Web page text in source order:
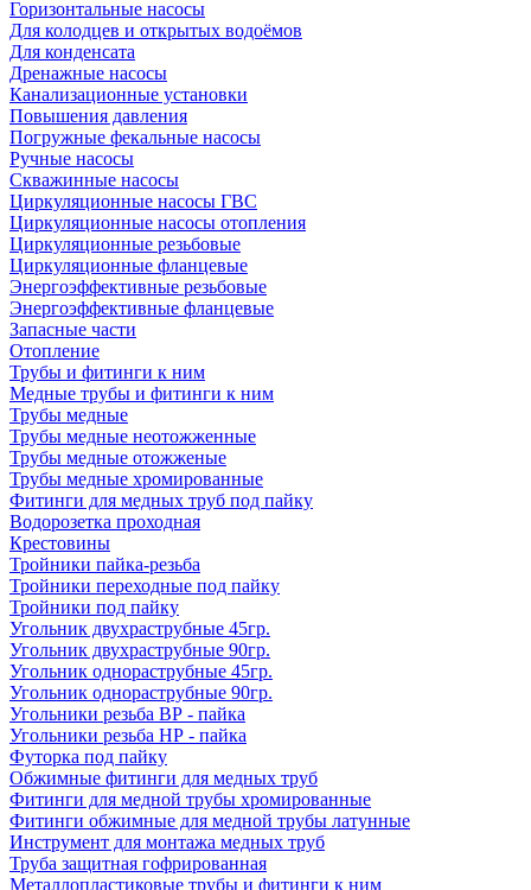
Горизонтальные насосы
Для колодцев и открытых водоёмов
Для конденсата
Дренажные насосы
Канализационные установки
Повышения давления
Погружные фекальные насосы
Ручные насосы
Скважинные насосы
Циркуляционные насосы ГВС
Циркуляционные насосы отопления
Циркуляционные резьбовые
Циркуляционные фланцевые
Энергоэффективные резьбовые
Энергоэффективные фланцевые
Запасные части
Отопление
Трубы и фитинги к ним
Медные трубы и фитинги к ним
Трубы медные
Трубы медные неотожженные
Трубы медные отожженые
Трубы медные хромированные
Фитинги для медных труб под пайку
Водорозетка проходная
Крестовины
Тройники пайка-резьба
Тройники переходные под пайку
Тройники под пайку
Угольник двухраструбные 45гр.
Угольник двухраструбные 90гр.
Угольник однораструбные 45гр.
Угольник однораструбные 90гр.
Угольники резьба ВР - пайка
Угольники резьба НР - пайка
Футорка под пайку
Обжимные фитинги для медных труб
Фитинги для медной трубы хромированные
Фитинги обжимные для медной трубы латунные
Инструмент для монтажа медных труб
Труба защитная гофрированная
Металлопластиковые трубы и фитинги к ним